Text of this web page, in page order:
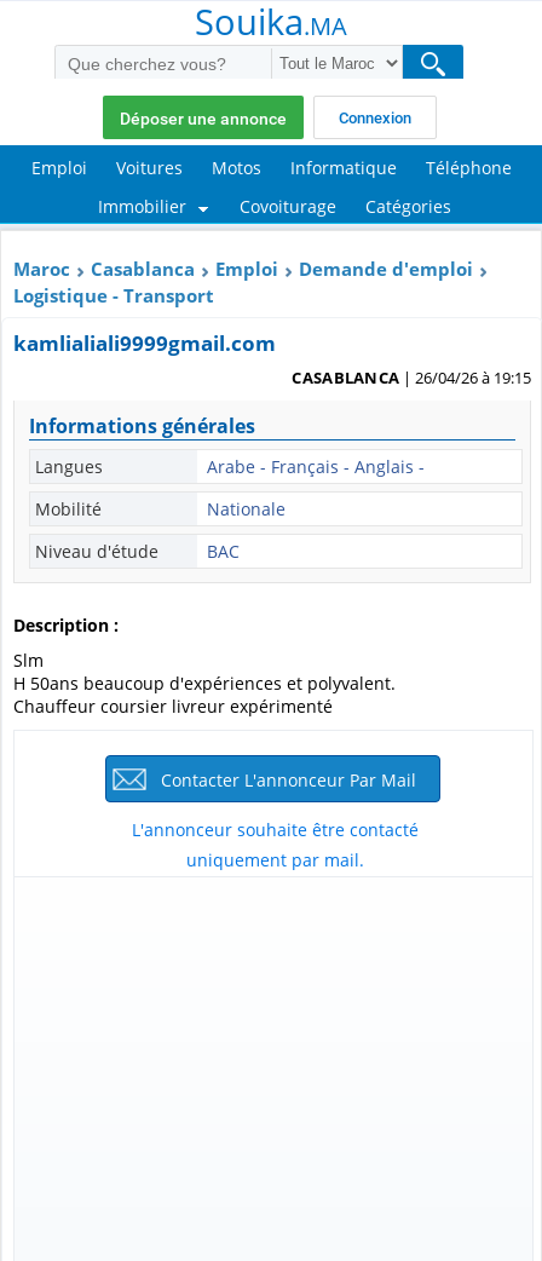
Souika.MA
Déposer une annonce Connexion
Emploi Voitures Motos Informatique
Téléphone
Immobilier
Covoiturage Catégories
Maroc Casablanca Emploi
Demande d'emploi
Logistique - Transport
kamlialiali9999gmail.com
CASABLANCA | 26/04/26 à 19:15
Informations générales
Langues
Arabe - Français - Anglais -
Mobilité
Nationale
Niveau d'étude
BAC
Description :
Slm
H 50ans beaucoup d'expériences et polyvalent.
Chauffeur coursier livreur expérimenté
Contacter L'annonceur Par Mail
L'annonceur souhaite être contacté
uniquement par mail.